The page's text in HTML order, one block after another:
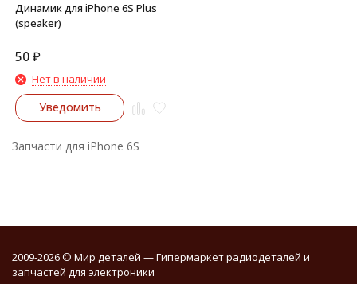
Динамик для iPhone 6S Plus
(speaker)
50₽
Нет в наличии
Уведомить
Запчасти для iPhone 6S
2009-2026 © Мир деталей — Гипермаркет радиодеталей и
запчастей для электроники